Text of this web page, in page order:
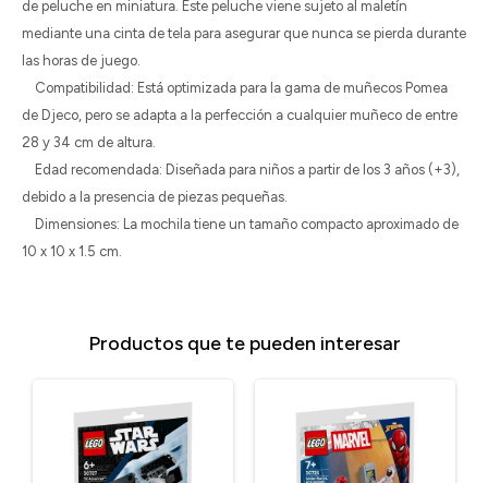
de peluche en miniatura. Este peluche viene sujeto al maletín
mediante una cinta de tela para asegurar que nunca se pierda durante
las horas de juego.
Compatibilidad: Está optimizada para la gama de muñecos Pomea
de Djeco, pero se adapta a la perfección a cualquier muñeco de entre
28 y 34 cm de altura.
Edad recomendada: Diseñada para niños a partir de los 3 años (+3),
debido a la presencia de piezas pequeñas.
Dimensiones: La mochila tiene un tamaño compacto aproximado de
10 x 10 x 1.5 cm.
Productos que te pueden interesar